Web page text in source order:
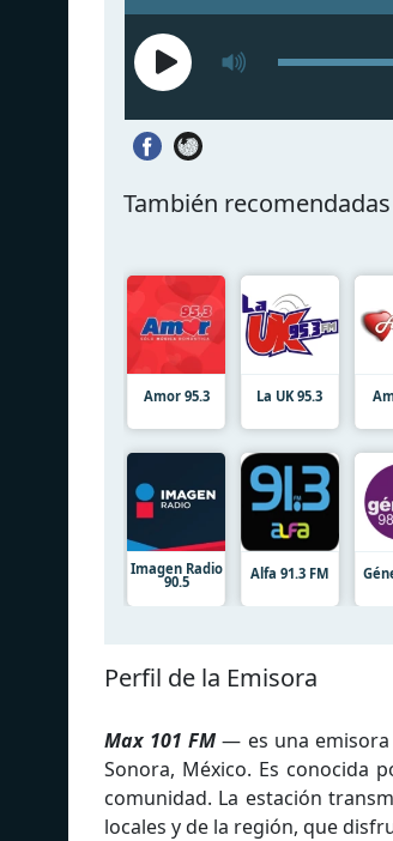
También recomendadas
Amor 95.3 La UK 95.3
Imagen Radio
90.5 Alfa 91.3 FM
Perfil de la Emisora
Max 101 FM — es una emisora
Sonora, México. Es conocida
comunidad. La estación
locales y de la región, que